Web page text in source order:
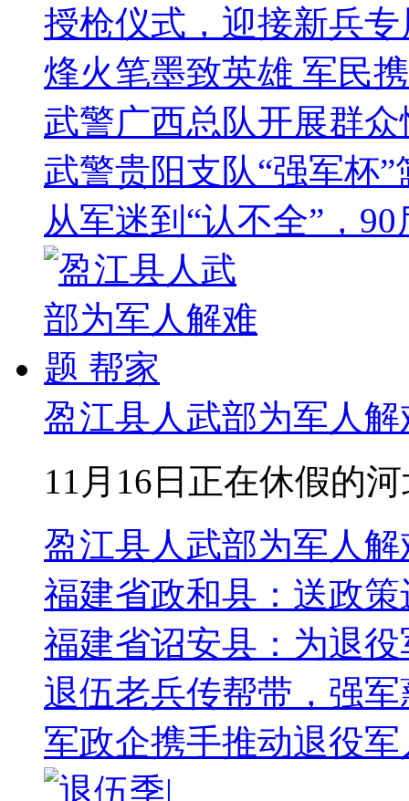
授枪仪式，迎接新兵专
烽火笔墨致英雄 军民
武警广西总队开展群
武警贵阳支队“强军杯
从军迷到“认不全”，
盈江县人武部为军人
11月16日正在休假的
盈江县人武部为军人
福建省政和县：送政
福建省诏安县：为退
退伍老兵传帮带，强
军政企携手推动退役